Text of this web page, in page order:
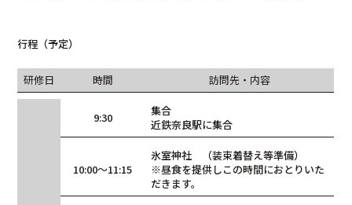
行程（予定）
研修日 時間 訪問先・内容
9:30
集合
近鉄奈良駅に集合
10:00～11:15
氷室神社 （装束着替え等準備）
※昼食を提供しこの時間におとりいた
だきます。